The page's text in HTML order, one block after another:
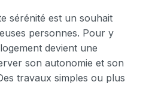
sérénité est un souhait
personnes. Pour y
devient une
son autonomie et son
travaux simples ou plus